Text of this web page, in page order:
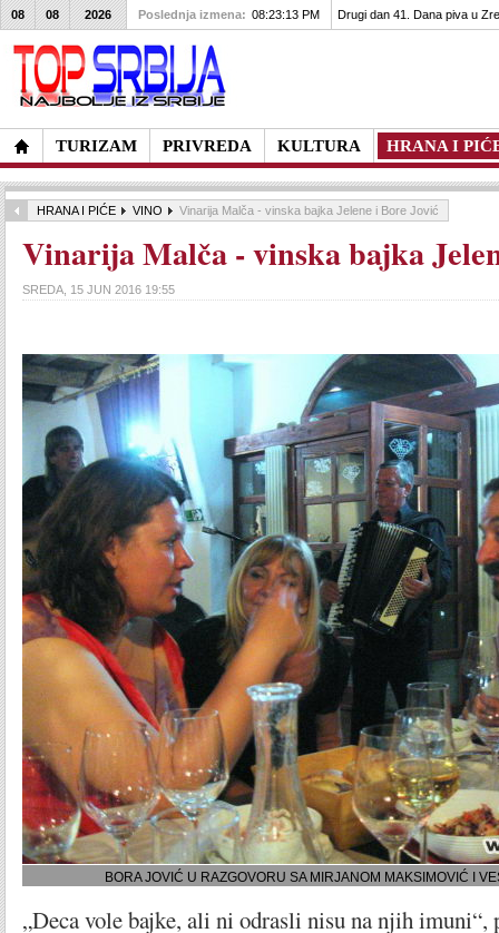
TURIZAM PRIVREDA KULTURA HRANA I
08 08 2026 Poslednja izmena: 08:23:13 PM Drugi dan 41. Dana piva u
HRANA I PIĆE VINO Vinarija Malča - vinska bajka Jelene i Bore Jović
Vinarija Malča - vinska bajka
SREDA, 15 JUN 2016 19:55
BORA JOVIĆ U RAZGOVORU SA MIRJANOM MAKSIMOVIĆ I
„Deca vole bajke, ali ni odrasli nisu na njih imuni“,